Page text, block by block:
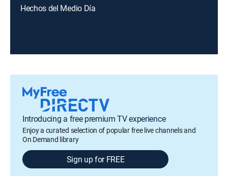
Hechos del Medio Día
Introducing a free premium TV experience
Enjoy a curated selection of popular free live channels and
On Demand library
Sign up for FREE